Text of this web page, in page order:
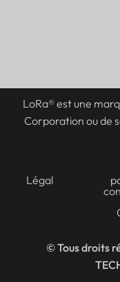
LoRa® est une
Corporation ou de
Légal
© Tous droits